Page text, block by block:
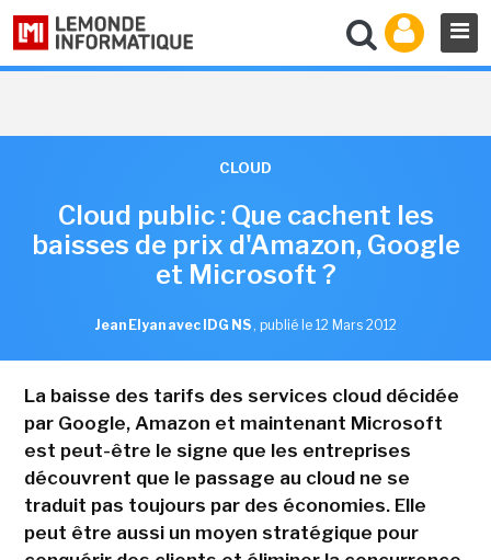
CLOUD
Cloud public : Que cachent les
baisses de prix d'Amazon, Google
et Microsoft ?
Jean Elyan avec IDG NS , publié le 12 Mars 2012
La baisse des tarifs des services cloud décidée
par Google, Amazon et maintenant Microsoft
est peut-être le signe que les entreprises
découvrent que le passage au cloud ne se
traduit pas toujours par des économies. Elle
peut être aussi un moyen stratégique pour